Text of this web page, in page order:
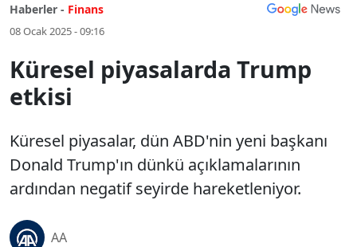
Haberler - Finans
08 Ocak 2025 - 09:16
Küresel piyasalarda Trump
etkisi
Küresel piyasalar, dün ABD'nin yeni başkanı
Donald Trump'ın dünkü açıklamalarının
ardından negatif seyirde hareketleniyor.
AA